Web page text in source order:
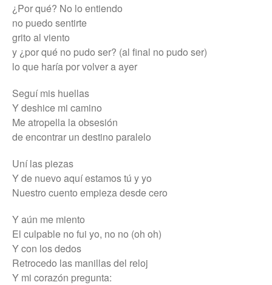
¿Por qué? No lo entiendo
no puedo sentirte
grito al viento
y ¿por qué no pudo ser? (al final no pudo ser)
lo que haría por volver a ayer
Seguí mis huellas
Y deshice mi camino
Me atropella la obsesión
de encontrar un destino paralelo
Uní las piezas
Y de nuevo aquí estamos tú y yo
Nuestro cuento empieza desde cero
Y aún me miento
El culpable no fui yo, no no (oh oh)
Y con los dedos
Retrocedo las manillas del reloj
Y mi corazón pregunta: